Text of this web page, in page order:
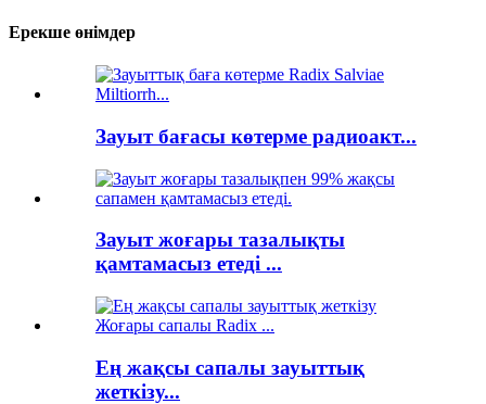
Ерекше өнімдер
Зауыт бағасы көтерме радиоакт...
Зауыт жоғары тазалықты
қамтамасыз етеді ...
Ең жақсы сапалы зауыттық
жеткізу...